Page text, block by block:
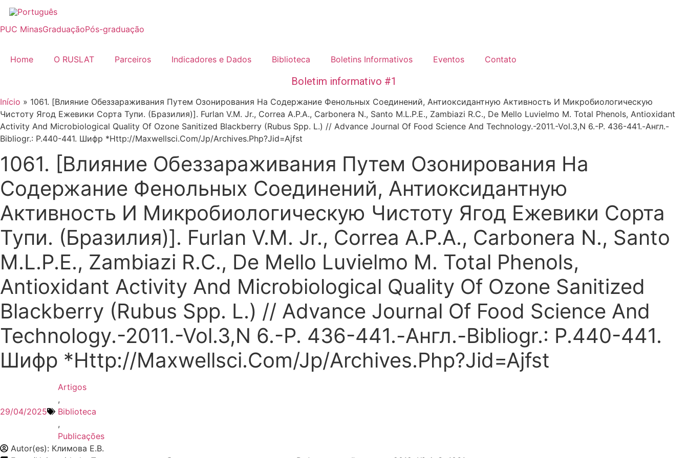
para
o
PUC MinasGraduaçãoPós-graduação
Home O RUSLAT Parceiros Indicadores e Dados Biblioteca Boletins Informativos Eventos Contato
Boletim informativo #1
Início » 1061. [Влияние Обеззараживания Путем Озонирования На Содержание Фенольных Соединений, Антиоксидантную Активность И Микробиологическую
Чистоту Ягод Ежевики Сорта Тупи. (Бразилия)]. Furlan V.M. Jr., Correa A.P.A., Carbonera N., Santo M.L.P.E., Zambiazi R.C., De Mello Luvielmo M. Total Phenols, Antioxidant
Activity And Microbiological Quality Of Ozone Sanitized Blackberry (Rubus Spp. L.) // Advance Journal Of Food Science And Technology.-2011.-Vol.3,N 6.-P. 436-441.-Англ.-
Bibliogr.: P.440-441. Шифр *Http://Maxwellsci.Com/Jp/Archives.Php?Jid=Ajfst
1061. [Влияние Обеззараживания Путем Озонирования На
Содержание Фенольных Соединений, Антиоксидантную
Активность И Микробиологическую Чистоту Ягод Ежевики Сорта
Тупи. (Бразилия)]. Furlan V.M. Jr., Correa A.P.A., Carbonera N., Santo
M.L.P.E., Zambiazi R.C., De Mello Luvielmo M. Total Phenols,
Antioxidant Activity And Microbiological Quality Of Ozone Sanitized
Blackberry (Rubus Spp. L.) // Advance Journal Of Food Science And
Technology.-2011.-Vol.3,N 6.-P. 436-441.-Англ.-Bibliogr.: P.440-441.
Шифр *Http://Maxwellsci.Com/Jp/Archives.Php?Jid=Ajfst
29/04/2025
Artigos
,
Biblioteca
,
Publicações
Autor(es): Климова Е.В.